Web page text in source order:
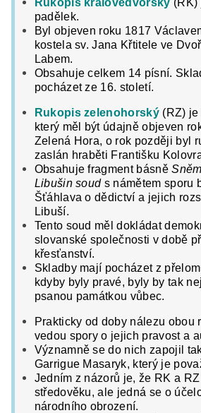
padělek.
Byl objeven roku 1817
kostela sv. Jana Křtitele ve
Labem.
Obsahuje celkem 14 písní.
pocházet ze 16. století.
Rukopis zelenohorský (RZ)
který měl být údajně objeven
Zelená Hora, o rok později byl
zaslán hraběti Františku
Obsahuje fragment básně
Libušin souds námětem sporu
Šťáhlava o dědictví a jejich
Libuší.
Tento soud měl dokládat
slovanské společnosti v době
křesťanství.
Skladby mají pocházet z
kdyby byly pravé, byly by tak
psanou památkou vůbec.
Prakticky od doby nálezu obou
vedou spory o jejich pravost a
Významně se do nich zapojil
Garrigue Masaryk, který je
Jedním z názorů je, že RK a
středověku, ale jedná se o
národního obrození.